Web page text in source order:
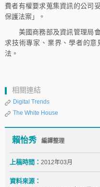
費者有權要求蒐集資訊的公司
保護法案」。
美國商務部及資訊管理局會
求技術專家、業界、學者的
法。
相關連結
Digital Trends
The White House
賴怡秀 編譯整理
上稿時間： 2012年03月
資料來源：